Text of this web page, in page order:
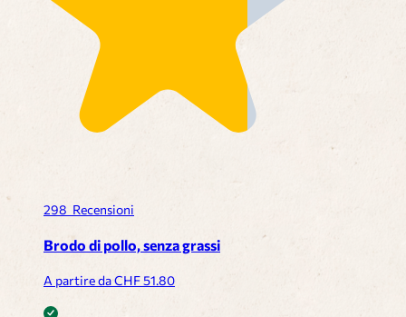
298 Recensioni
Brodo di pollo, senza grassi
A partire da CHF51.80